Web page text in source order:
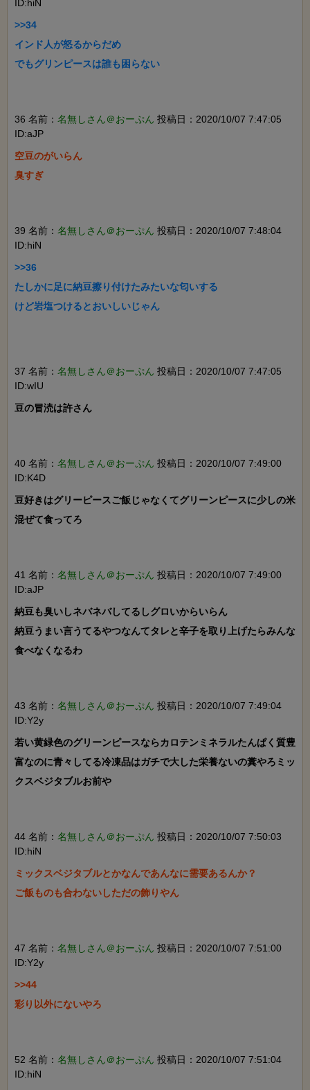
ID:hiN
>>34
インド人が怒るからだめ
でもグリンピースは誰も困らない
36 名前： 名無しさん＠おーぷん 投稿日：2020/10/07 7:47:05
ID:aJP
空豆のがいらん
臭すぎ
39 名前： 名無しさん＠おーぷん 投稿日：2020/10/07 7:48:04
ID:hiN
>>36
たしかに足に納豆擦り付けたみたいな匂いする
けど岩塩つけるとおいしいじゃん
37 名前： 名無しさん＠おーぷん 投稿日：2020/10/07 7:47:05
ID:wIU
豆の冒涜は許さん
40 名前： 名無しさん＠おーぷん 投稿日：2020/10/07 7:49:00
ID:K4D
豆好きはグリーピースご飯じゃなくてグリーンピースに少しの米
混ぜて食ってろ
41 名前： 名無しさん＠おーぷん 投稿日：2020/10/07 7:49:00
ID:aJP
納豆も臭いしネバネバしてるしグロいからいらん
納豆うまい言うてるやつなんてタレと辛子を取り上げたらみんな
食べなくなるわ
43 名前： 名無しさん＠おーぷん 投稿日：2020/10/07 7:49:04
ID:Y2y
若い黄緑色のグリーンピースならカロテンミネラルたんぱく質豊
富なのに青々してる冷凍品はガチで大した栄養ないの糞やろミッ
クスベジタブルお前や
44 名前： 名無しさん＠おーぷん 投稿日：2020/10/07 7:50:03
ID:hiN
ミックスベジタブルとかなんであんなに需要あるんか？
ご飯ものも合わないしただの飾りやん
47 名前： 名無しさん＠おーぷん 投稿日：2020/10/07 7:51:00
ID:Y2y
>>44
彩り以外にないやろ
52 名前： 名無しさん＠おーぷん 投稿日：2020/10/07 7:51:04
ID:hiN